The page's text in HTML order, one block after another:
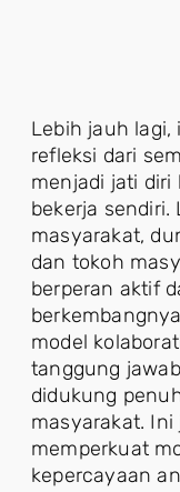
Lebih jauh
refleksi dari
menjadi jati diri
bekerja sendiri.
masyarakat,
dan tokoh
berperan aktif
model
tanggung
didukung
masyarakat.
memperkuat
kepercayaan